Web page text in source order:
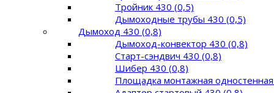
Тройник 430 (0,5)
Дымоходные трубы 430 (0,5)
Дымоход 430 (0,8)
Дымоход-конвектор 430 (0,8)
Старт-сэндвич 430 (0,8)
Шибер 430 (0,8)
Площадка монтажная